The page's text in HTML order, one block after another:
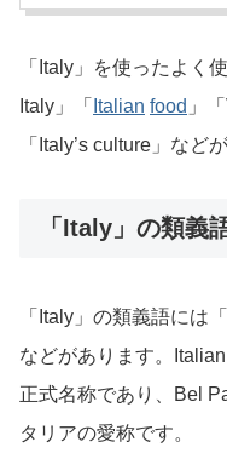
「Italy」を使ったよく
Italy」「 Italian food 」
「Italy’s culture」など
「Italy」の類義
「Italy」の類義語には
などがあります。
正式名称であり、Bel
タリアの愛称です。